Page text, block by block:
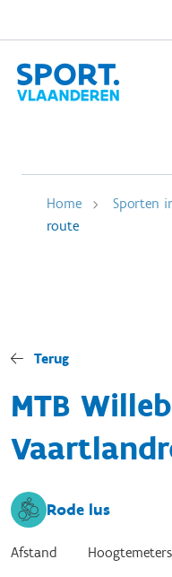
Home Sporten
route
Terug
MTB
Rode lus
Afstand Hoogtemeters